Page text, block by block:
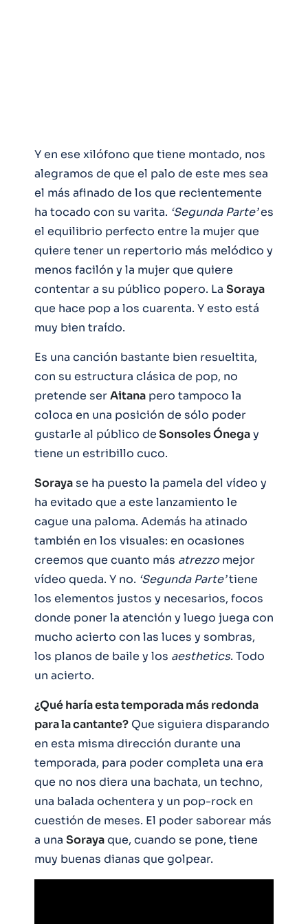
Y en ese xilófono que tiene montado, nos
alegramos de que el palo de este mes sea
el más afinado de los que recientemente
ha tocado con su varita. ‘Segunda Parte’es
el equilibrio perfecto entre la mujer que
quiere tener un repertorio más melódico y
menos facilón y la mujer que quiere
contentar a su público popero. La Soraya
que hace pop a los cuarenta. Y esto está
muy bien traído.
Es una canción bastante bien resueltita,
con su estructura clásica de pop, no
pretende serAitana pero tampoco la
coloca en una posición de sólo poder
gustarle al público deSonsoles Ónegay
tiene un estribillo cuco.
Sorayase ha puesto la pamela del vídeo y
ha evitado que a este lanzamiento le
cague una paloma. Además ha atinado
también en los visuales: en ocasiones
creemos que cuanto más atrezzomejor
vídeo queda. Y no. ‘Segunda Parte’tiene
los elementos justos y necesarios, focos
donde poner la atención y luego juega con
mucho acierto con las luces y sombras,
los planos de baile y los aesthetics. Todo
un acierto.
¿Qué haría esta temporada más redonda
para la cantante? Que siguiera disparando
en esta misma dirección durante una
temporada, para poder completa una era
que no nos diera una bachata, un techno,
una balada ochentera y un pop-rock en
cuestión de meses. El poder saborear más
a una Sorayaque, cuando se pone, tiene
muy buenas dianas que golpear.